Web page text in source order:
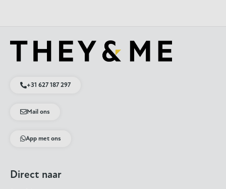
+31 627 187 297
Mail ons
App met ons
Direct naar